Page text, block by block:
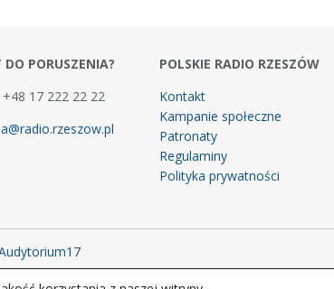
PORUSZENIA?
17 222 22 22
POLSKIE RADIO RZESZÓW
Kontakt
Kampanie społeczne
Patronaty
Regulaminy
Polityka prywatności